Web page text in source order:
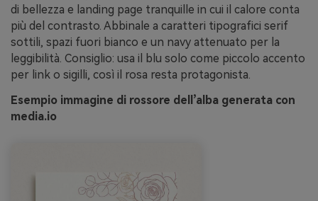
di bellezza e landing page tranquille in cui il calore conta
più del contrasto. Abbinale a caratteri tipografici serif
sottili, spazi fuori bianco e un navy attenuato per la
leggibilità. Consiglio: usa il blu solo come piccolo accento
per link o sigilli, così il rosa resta protagonista.
Esempio immagine di rossore dell’alba generata con
media.io